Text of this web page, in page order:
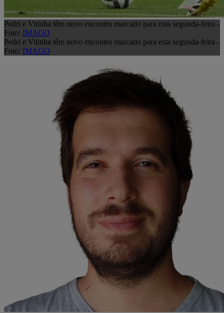
Pedri e Vitinha têm novo encontro marcado para esta segunda-feira -
Foto: IMAGO
Pedri e Vitinha têm novo encontro marcado para esta segunda-feira -
Foto: IMAGO